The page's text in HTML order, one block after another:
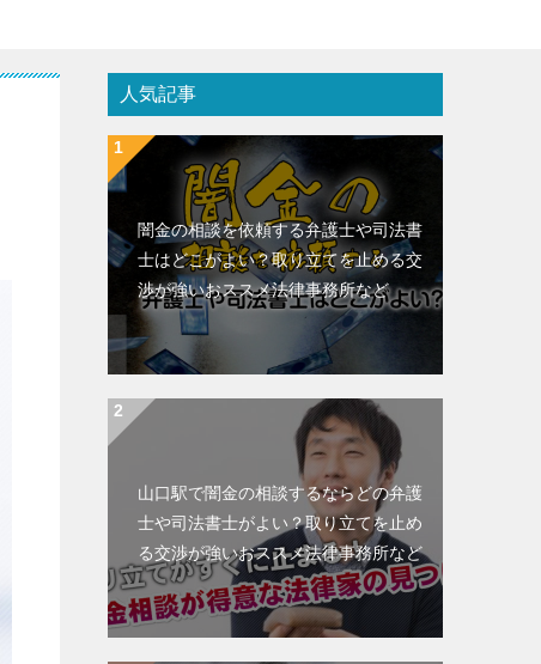
人気記事
闇金の相談を依頼する弁護士や司法書
士はどこがよい？取り立てを止める交
渉が強いおススメ法律事務所など
山口駅で闇金の相談するならどの弁護
士や司法書士がよい？取り立てを止め
る交渉が強いおススメ法律事務所など